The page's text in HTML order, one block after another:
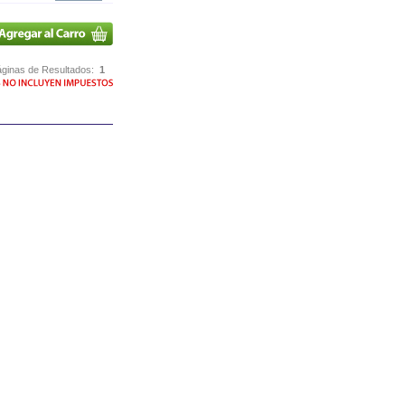
de Resultados: 1